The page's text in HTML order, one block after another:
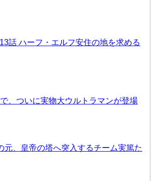
話 ハーフ・エルフ安住の地を求める
、ついに実物大ウルトラマンが登場
元、皇帝の塔へ突入するチーム実篤た